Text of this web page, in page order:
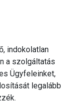
indokolatlan
a szolgáltatás
Ügyfeleinket,
legalább